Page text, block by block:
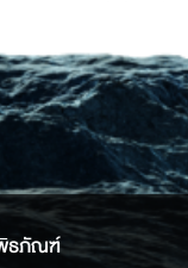
ธภัณฑ์